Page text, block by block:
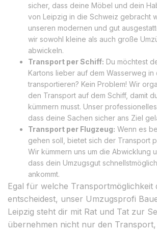
sicher, dass deine Möbel und dein
von Leipzig in die Schweiz gebracht
unseren modernen und gut
wir sowohl kleine als auch große
abwickeln.
Transport per Schiff: Du möchtest
Kartons lieber auf dem Wasserweg in
transportieren? Kein Problem! Wir
den Transport auf dem Schiff, damit
kümmern musst. Unser
dass deine Sachen sicher ans Ziel
Transport per Flugzeug: Wenn es
gehen soll, bietet sich der Transport
Wir kümmern uns um die Abwicklung
dass dein Umzugsgut
ankommt.
Egal für welche Transportmöglichkeit
entscheidest, unser Umzugsprofi
Leipzig steht dir mit Rat und Tat zur
übernehmen nicht nur den